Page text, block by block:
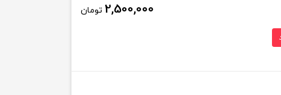
2,500,000 تومان